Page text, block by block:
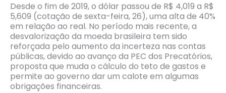
Desde o fim de 2019, o dólar passou de R$ 4,019 a R$
5,609 (cotação de sexta-feira, 26), uma alta de 40%
em relação ao real. No período mais recente, a
desvalorização da moeda brasileira tem sido
reforçada pelo aumento da incerteza nas contas
públicas, devido ao avanço da PEC dos Precatórios,
proposta que muda o cálculo do teto de gastos e
permite ao governo dar um calote em algumas
obrigações financeiras.